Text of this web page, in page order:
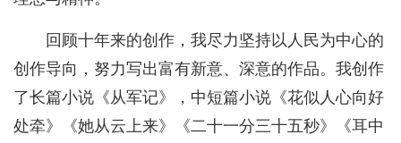
回顾十年来的创作，我尽力坚持以人民为中心的
创作导向，努力写出富有新意、深意的作品。我创作
了长篇小说《从军记》，中短篇小说《花似人心向好
处牵》《她从云上来》《二十一分三十五秒》《耳中